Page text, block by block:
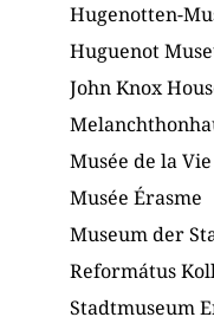
Hugenotten-
Huguenot
John Knox
Musée de la
Musée Érasme
Museum der
Református
Stadtmuseum